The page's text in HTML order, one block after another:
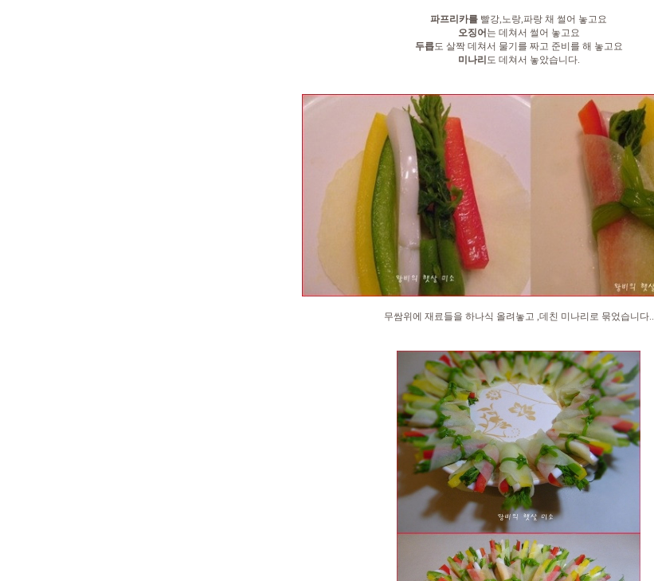
파프리카를 빨강,노랑,파랑 채 썰어 놓고요
오징어 는 데쳐서 썰어 놓고요
두릅도 살짝 데쳐서 물기를 짜고 준비를 해 놓고요
미나리 도 데쳐서 놓았습니다.
무쌈위에 재료들을 하나식 올려놓고 ,데친 미나리로 묶었습니다..